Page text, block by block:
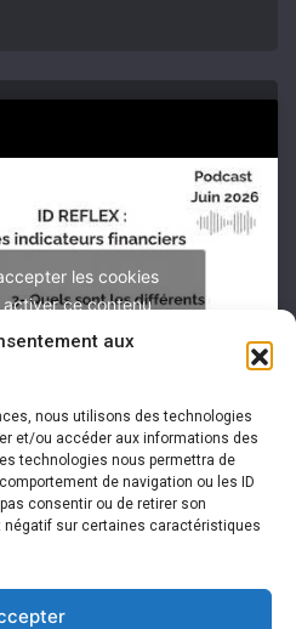
aux
nous utilisons des technologies
et/ou accéder aux informations des
technologies nous permettra de
de navigation ou les ID
consentir ou de retirer son
sur certaines caractéristiques
les cookies
ce contenu